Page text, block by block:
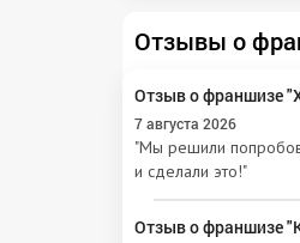
Отзывы о
Отзыв о франшизе
7 августа 2026
"Мы решили
и сделали это!"
Отзыв о франшизе